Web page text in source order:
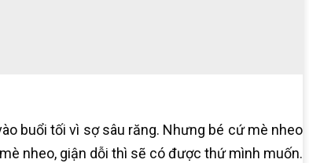
buổi tối vì sợ sâu răng. Nhưng bé cứ mè nheo
nheo, giận dỗi thì sẽ có được thứ mình muốn.